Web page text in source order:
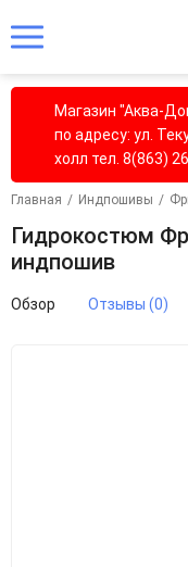
Магазин "Аква-
по адресу: ул.
холл тел. 8(863)
Главная / Индпошивы /
Гидрокостюм
индпошив
Обзор Отзывы (0)